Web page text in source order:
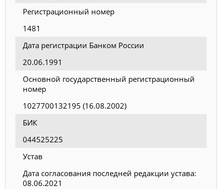
Регистрационный номер
1481
Дата регистрации Банком России
20.06.1991
Основной государственный регистрационный
номер
1027700132195 (16.08.2002)
БИК
044525225
Устав
Дата согласования последней редакции устава:
08.06.2021